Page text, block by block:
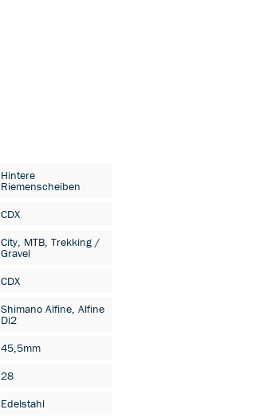
Hintere
Riemenscheiben
CDX
City, MTB, Trekking /
Gravel
CDX
Shimano Alfine, Alfine
Di2
45,5mm
28
Edelstahl